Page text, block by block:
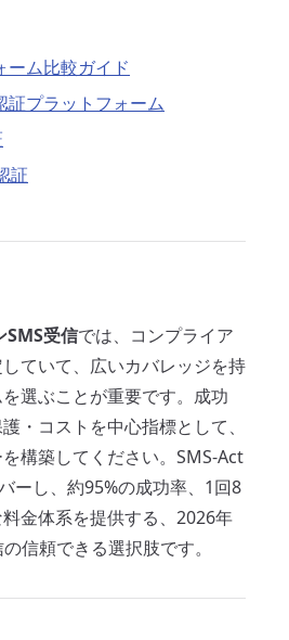
ーム比較ガイド
証プラットフォーム
証
SMS受信では、コンプライア
ていて、広いカバレッジを持
選ぶことが重要です。成功
・コストを中心指標として、
構築してください。SMS-Act
ーし、約95%の成功率、1回8
金体系を提供する、2026年
信頼できる選択肢です。